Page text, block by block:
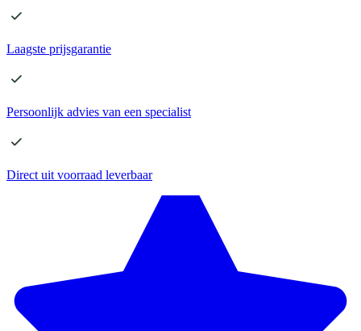
Laagste prijsgarantie
Persoonlijk advies van een specialist
Direct uit voorraad leverbaar